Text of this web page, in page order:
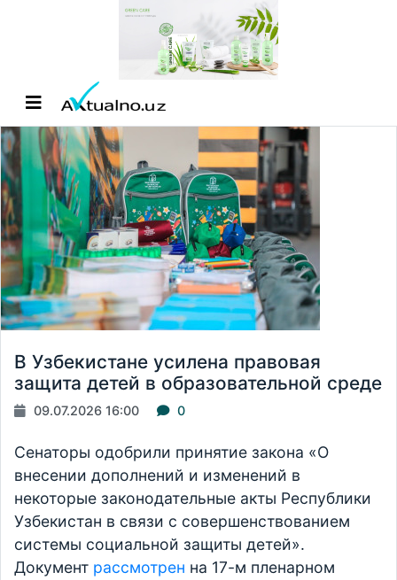
В Узбекистане усилена правовая
защита детей в образовательной среде
09.07.2026 16:00 0
Сенаторы одобрили принятие закона «О
внесении дополнений и изменений в
некоторые законодательные акты Республики
Узбекистан в связи с совершенствованием
системы социальной защиты детей».
Документ рассмотрен на 17-м пленарном